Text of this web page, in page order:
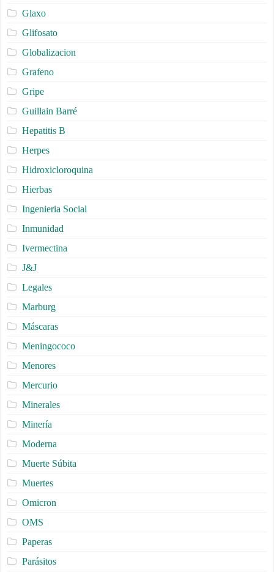
Glaxo
Glifosato
Globalizacion
Grafeno
Gripe
Guillain Barré
Hepatitis B
Herpes
Hidroxicloroquina
Hierbas
Ingenieria Social
Inmunidad
Ivermectina
J&J
Legales
Marburg
Máscaras
Meningococo
Menores
Mercurio
Minerales
Minería
Moderna
Muerte Súbita
Muertes
Omicron
OMS
Paperas
Parásitos